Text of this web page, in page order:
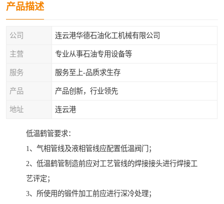
产品描述
公司 连云港华德石油化工机械有限公司
主营 专业从事石油专用设备等
服务 服务至上-品质求生存
产品 产品创新，行业领先
地址 连云港
低温鹤管要求：
1、气相管线及液相管线应配置低温阀门；
2、低温鹤管制造前应对工艺管线的焊接接头进行焊接工
艺评定；
3、所使用的锻件加工前应进行深冷处理；